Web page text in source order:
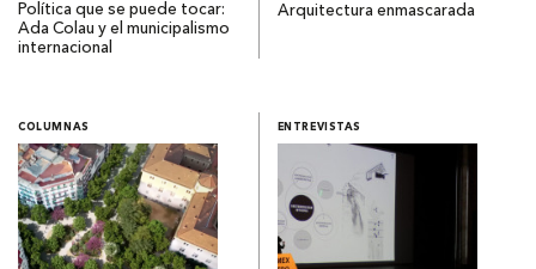
Política que se puede tocar:
Ada Colau y el municipalismo
internacional
Arquitectura enmascarada
COLUMNAS ENTREVISTAS